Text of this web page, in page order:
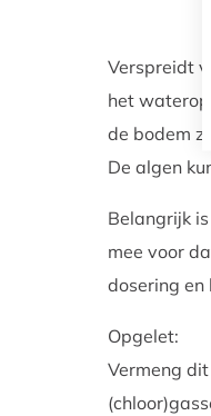
Verspreidt
het
de bodem
De algen
Belangrijk
mee voor
dosering en
Opgelet:
Vermeng